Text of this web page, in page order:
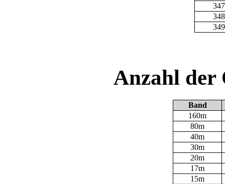
347
348
349
Anzahl der
Band
160m
80m
40m
30m
20m
17m
15m